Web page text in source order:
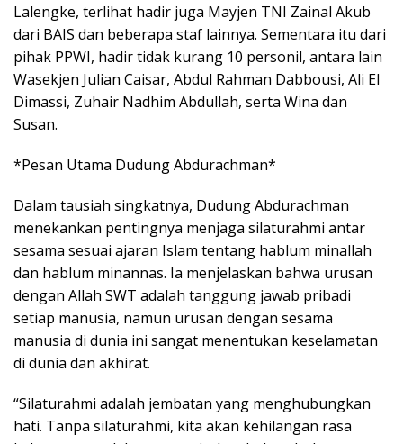
Lalengke, terlihat hadir juga Mayjen TNI Zainal Akub
dari BAIS dan beberapa staf lainnya. Sementara itu dari
pihak PPWI, hadir tidak kurang 10 personil, antara lain
Wasekjen Julian Caisar, Abdul Rahman Dabbousi, Ali El
Dimassi, Zuhair Nadhim Abdullah, serta Wina dan
Susan.
*Pesan Utama Dudung Abdurachman*
Dalam tausiah singkatnya, Dudung Abdurachman
menekankan pentingnya menjaga silaturahmi antar
sesama sesuai ajaran Islam tentang hablum minallah
dan hablum minannas. Ia menjelaskan bahwa urusan
dengan Allah SWT adalah tanggung jawab pribadi
setiap manusia, namun urusan dengan sesama
manusia di dunia ini sangat menentukan keselamatan
di dunia dan akhirat.
“Silaturahmi adalah jembatan yang menghubungkan
hati. Tanpa silaturahmi, kita akan kehilangan rasa